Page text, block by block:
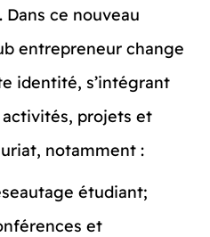
Dans ce nouveau
entrepreneur change
identité, s’intégrant
activités, projets et
notamment :
étudiant;
et